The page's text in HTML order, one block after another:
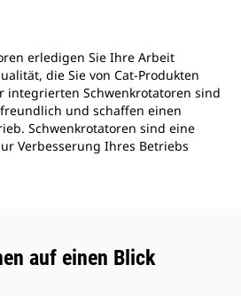
erledigen Sie Ihre Arbeit
die Sie von Cat-Produkten
integrierten Schwenkrotatoren sind
und schaffen einen
Schwenkrotatoren sind eine
Verbesserung Ihres Betriebs
auf einen Blick